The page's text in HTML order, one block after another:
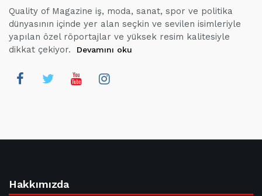
Quality of Magazine iş, moda, sanat, spor ve politika
dünyasının içinde yer alan seçkin ve sevilen isimleriyle
yapılan özel röportajlar ve yüksek resim kalitesiyle
dikkat çekiyor.
Devamını oku
Hakkımızda